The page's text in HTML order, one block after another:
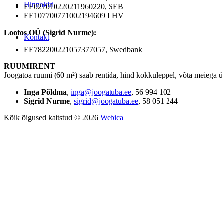
Hinnakiri
Kontakt
EE021010220211960220, SEB
EE107700771002194609 LHV
Lootos OÜ (Sigrid Nurme):
EE782200221057377057, Swedbank
RUUMIRENT
Joogatoa ruumi (60 m²) saab rentida, hind kokkuleppel, võta meiega
Inga Põldma, inga@joogatuba.ee, 56 994 102
Sigrid Nurme, sigrid@joogatuba.ee, 58 051 244
Kõik õigused kaitstud © 2026 Webica